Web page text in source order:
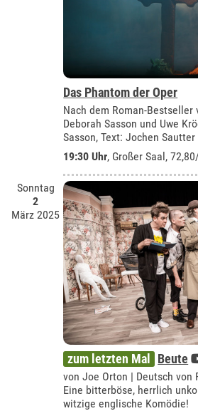
Das Phantom der Oper
Nach dem Roman-
Deborah Sasson und Uwe
Sasson, Text: Jochen Sautter
19:30 Uhr, Großer Saal,
Sonntag
2
März 2025
zum letzten Mal Beute
von Joe Orton | Deutsch von
Eine bitterböse, herrlich
witzige englische Komödie!